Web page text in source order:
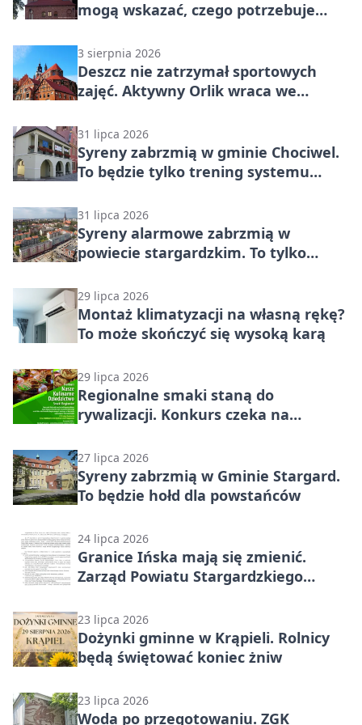
mogą wskazać, czego potrzebuje
3 sierpnia 2026
Deszcz nie zatrzymał sportowych
zajęć. Aktywny Orlik wraca we
31 lipca 2026
Syreny zabrzmią w gminie Chociwel.
To będzie tylko trening systemu
31 lipca 2026
Syreny alarmowe zabrzmią w
powiecie stargardzkim. To tylko
29 lipca 2026
Montaż klimatyzacji na własną rękę?
To może skończyć się wysoką karą
29 lipca 2026
Regionalne smaki staną do
rywalizacji. Konkurs czeka na
27 lipca 2026
Syreny zabrzmią w Gminie Stargard.
To będzie hołd dla powstańców
24 lipca 2026
Granice Ińska mają się zmienić.
Zarząd Powiatu Stargardzkiego
23 lipca 2026
Dożynki gminne w Krąpieli. Rolnicy
będą świętować koniec żniw
23 lipca 2026
Woda po przegotowaniu. ZGK